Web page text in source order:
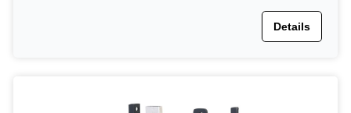
Details